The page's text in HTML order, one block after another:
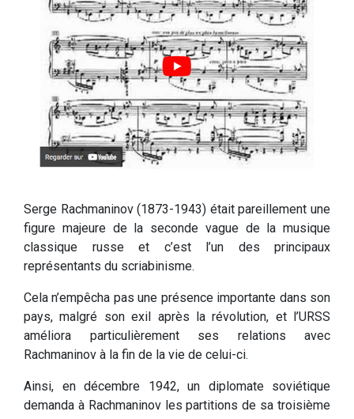
Serge Rachmaninov (1873-1943) était pareillement une
figure majeure de la seconde vague de la musique
classique russe et c’est l’un des principaux
représentants du scriabinisme.
Cela n’empêcha pas une présence importante dans son
pays, malgré son exil après la révolution, et l’URSS
améliora particulièrement ses relations avec
Rachmaninov à la fin de la vie de celui-ci.
Ainsi, en décembre 1942, un diplomate soviétique
demanda à Rachmaninov les partitions de sa troisième